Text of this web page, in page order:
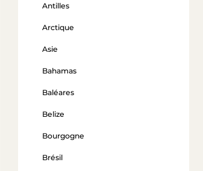
Antilles
Arctique
Asie
Bahamas
Baléares
Belize
Bourgogne
Brésil